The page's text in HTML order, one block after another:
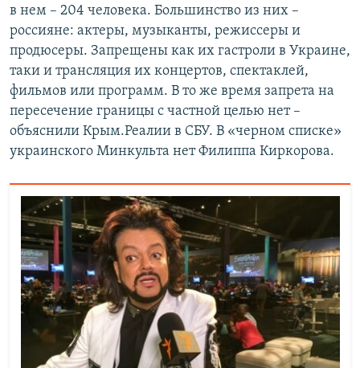
в нем – 204 человека. Большинство из них –
россияне: актеры, музыканты, режиссеры и
продюсеры. Запрещены как их гастроли в Украине,
таки и трансляция их концертов, спектаклей,
фильмов или программ. В то же время запрета на
пересечение границы с частной целью нет –
объяснили Крым.Реалии в СБУ. В «черном списке»
украинского Минкульта нет Филиппа Киркорова.